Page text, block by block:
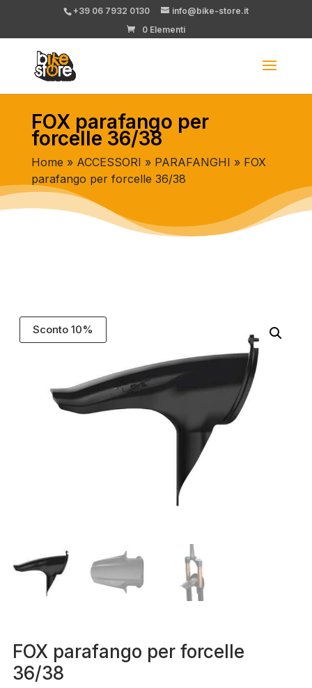
+39 06 7932 0130
info@bike-store.it
0 Elementi
FOX parafango per
forcelle 36/38
Home » ACCESSORI » PARAFANGHI » FOX
parafango per forcelle 36/38
Sconto 10%
FOX parafango per forcelle
36/38